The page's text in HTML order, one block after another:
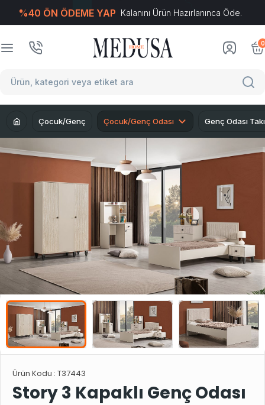
%40 ÖN ÖDEME YAP Kalanını Ürün Hazırlanınca Öde.
0
Çocuk/Genç Çocuk/Genç Odası Genç Odası
Ürün Kodu : T37443
Story 3 Kapaklı Genç Odası
T-Soft E-Ticaret Sistemleriyle Hazırlanmıştır.